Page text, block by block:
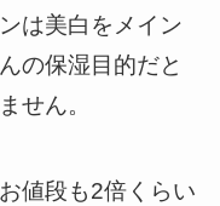
は美白をメイン
の保湿目的だと
せん。
値段も2倍くらい